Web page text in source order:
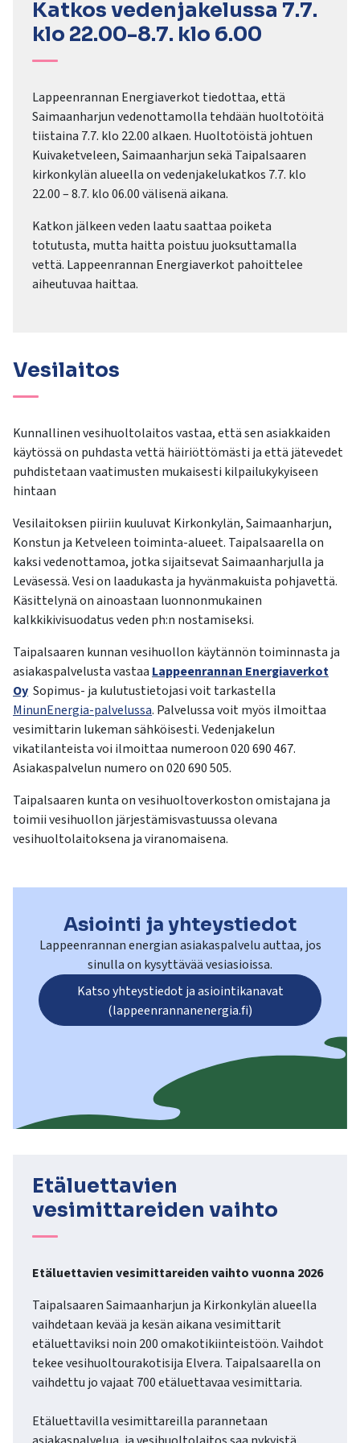
kosketus-
pyyhkäisyliikkeitä.
Katkos vedenjakelussa 7.7.
klo 22.00-8.7. klo 6.00
Lappeenrannan Energiaverkot tiedottaa, että
Saimaanharjun vedenottamolla tehdään huoltotöitä
tiistaina 7.7. klo 22.00 alkaen. Huoltotöistä johtuen
Kuivaketveleen, Saimaanharjun sekä Taipalsaaren
kirkonkylän alueella on vedenjakelukatkos 7.7. klo
22.00 – 8.7. klo 06.00 välisenä aikana.
Katkon jälkeen veden laatu saattaa poiketa
totutusta, mutta haitta poistuu juoksuttamalla
vettä. Lappeenrannan Energiaverkot pahoittelee
aiheutuvaa haittaa.
Vesilaitos
Kunnallinen vesihuoltolaitos vastaa, että sen asiakkaiden
käytössä on puhdasta vettä häiriöttömästi ja että jätevedet
puhdistetaan vaatimusten mukaisesti kilpailukykyiseen
hintaan
Vesilaitoksen piiriin kuuluvat Kirkonkylän, Saimaanharjun,
Konstun ja Ketveleen toiminta-alueet. Taipalsaarella on
kaksi vedenottamoa, jotka sijaitsevat Saimaanharjulla ja
Leväsessä. Vesi on laadukasta ja hyvänmakuista pohjavettä.
Käsittelynä on ainoastaan luonnonmukainen
kalkkikivisuodatus veden ph:n nostamiseksi.
Taipalsaaren kunnan vesihuollon käytännön toiminnasta ja
asiakaspalvelusta vastaa Lappeenrannan Energiaverkot
Oy Sopimus- ja kulutustietojasi voit tarkastella
MinunEnergia-palvelussa. Palvelussa voit myös ilmoittaa
vesimittarin lukeman sähköisesti. Vedenjakelun
vikatilanteista voi ilmoittaa numeroon 020 690 467.
Asiakaspalvelun numero on 020 690 505.
Taipalsaaren kunta on vesihuoltoverkoston omistajana ja
toimii vesihuollon järjestämisvastuussa olevana
vesihuoltolaitoksena ja viranomaisena.
Asiointi ja yhteystiedot
Lappeenrannan energian asiakaspalvelu auttaa, jos
sinulla on kysyttävää vesiasioissa.
Katso yhteystiedot ja asiointikanavat
(lappeenrannanenergia.fi)
Etäluettavien
vesimittareiden vaihto
Etäluettavien vesimittareiden vaihto vuonna 2026
Taipalsaaren Saimaanharjun ja Kirkonkylän alueella
vaihdetaan kevää ja kesän aikana vesimittarit
etäluettaviksi noin 200 omakotikiinteistöön. Vaihdot
tekee vesihuoltourakotisija Elvera. Taipalsaarella on
vaihdettu jo vajaat 700 etäluettavaa vesimittaria.
Etäluettavilla vesimittareilla parannetaan